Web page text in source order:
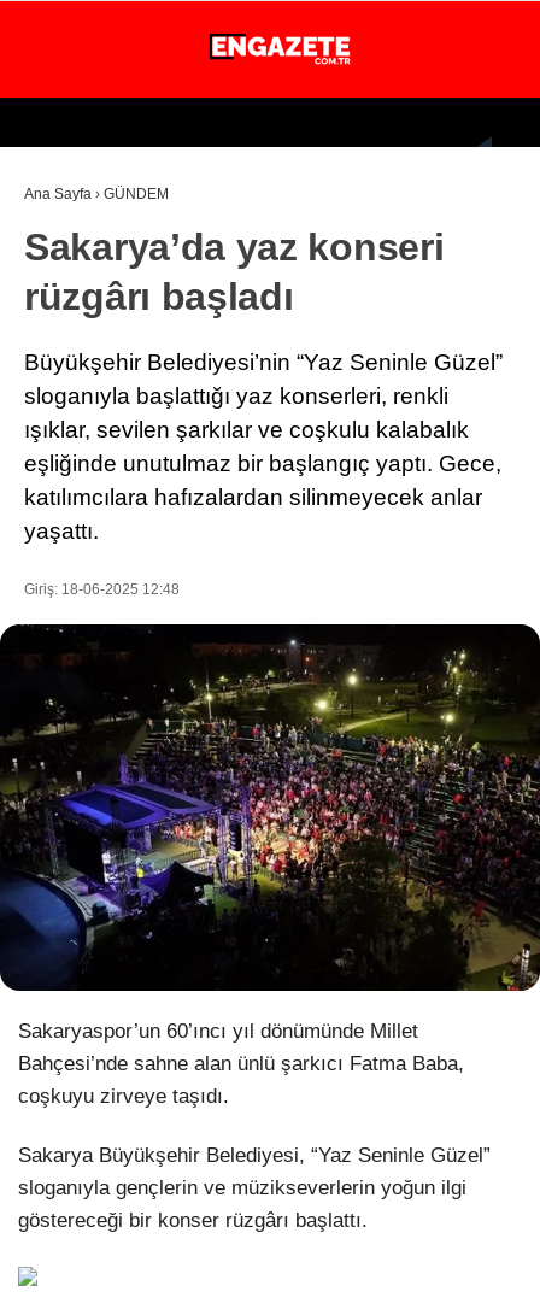
WhatsApp İhbar Hattı
Facebook
Instagram
Youtube
Pinterest
Dribbble
25.6
İSTANBUL
GÜNDEM
EKONOMİ
DÜNYA
SPOR
SAĞLIK
TEKNOLOJİ
EĞİTİM
Ana Sayfa › GÜNDEM
Sakarya’da yaz konseri
rüzgârı başladı
Büyükşehir Belediyesi’nin “Yaz Seninle Güzel”
sloganıyla başlattığı yaz konserleri, renkli
ışıklar, sevilen şarkılar ve coşkulu kalabalık
eşliğinde unutulmaz bir başlangıç yaptı. Gece,
katılımcılara hafızalardan silinmeyecek anlar
yaşattı.
Giriş: 18-06-2025 12:48
Sakaryaspor’un 60’ıncı yıl dönümünde Millet
Bahçesi’nde sahne alan ünlü şarkıcı Fatma Baba,
coşkuyu zirveye taşıdı.
Sakarya Büyükşehir Belediyesi, “Yaz Seninle Güzel”
sloganıyla gençlerin ve müzikseverlerin yoğun ilgi
göstereceği bir konser rüzgârı başlattı.